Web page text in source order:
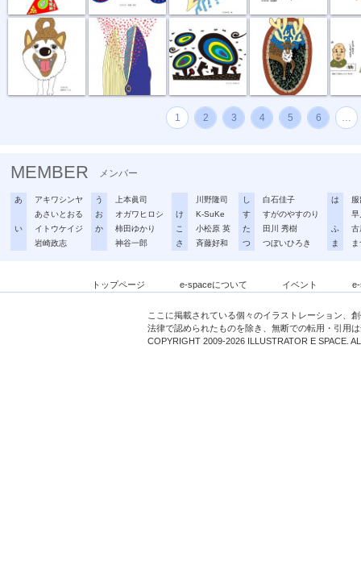
お散歩行こうよ 食事風景 ク... 風が強い夜
1 2 3 4 5 6 …
MEMBER メンバー
あ
アキワシンヤ
あさいとおる
い
イトウケイジ
岩崎政志
う
上本眞司
お
オガワヒロシ
か
柿田ゆかり
神谷一郎
川野隆司
け
K-SuKe
こ
小松原 英
さ
斉藤好和
し
白石佳子
す
すがのやすのり
た
田川 秀樹
つ
つぼいひろき
は
早
ふ
古
ま
トップページ e-spaceについて イベント
ここに掲載されている個々のイラストレーション、
法律で認められたものを除き、無断での転用・引用
COPYRIGHT 2009-2026 ILLUSTRATOR E SPACE.